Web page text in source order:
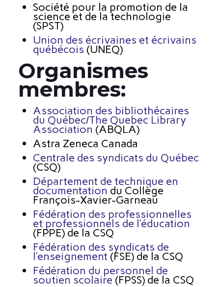
Société pour la promotion de la
science et de la technologie
(SPST)
Union des écrivaines et écrivains
québécois (UNEQ)
Organismes
membres:
Association des bibliothécaires
du Québec/The Quebec Library
Association (ABQLA)
Astra Zeneca Canada
Centrale des syndicats du Québec
(CSQ)
Département de technique en
documentation du Collège
François-Xavier-Garneau
Fédération des professionnelles
et professionnels de l’éducation
(FPPE) de la CSQ
Fédération des syndicats de
l’enseignement (FSE) de la CSQ
Fédération du personnel de
soutien scolaire (FPSS) de la CSQ